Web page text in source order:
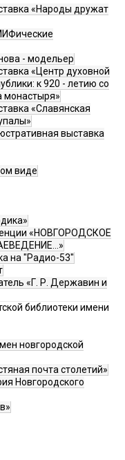
«Народы дружат
- модельер
«Центр духовной
к 920 - летию со
монастыря»
«Славянская
выставка
виде
«НОВГОРОДСКОЕ
на "Радио-53"
«Г. Р. Державин и
библиотеки имени
новгородской
почта столетий»
Новгородского